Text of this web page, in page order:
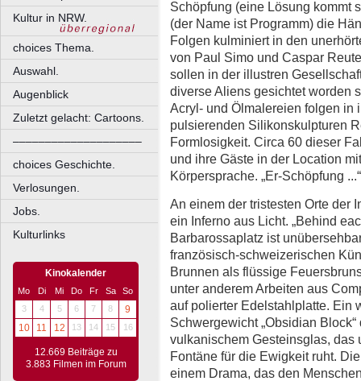
Kultur in NRW.
choices Thema.
Auswahl.
Augenblick
Zuletzt gelacht: Cartoons.
––––––––––––––––––––
choices Geschichte.
Verlosungen.
Jobs.
Kulturlinks
Kinokalender
Mo Di Mi Do Fr Sa
So
3
4 5 6 7 8
9
10
11 12 13 14 15 16
12.669 Beiträge zu
3.883 Filmen im Forum
Schöpfung (eine Lösung kommt
(der Name ist Programm) die
Folgen kulminiert in den
von Paul Simo und Caspar
sollen in der illustren
diverse Aliens gesichtet worden
Acryl- und Ölmalereien folgen in
pulsierenden Silikonskulpturen
Formlosigkeit. Circa 60 dieser
und ihre Gäste in der Location
Körpersprache. „Er-Schöpfung
An einem der tristesten Orte der
ein Inferno aus Licht. „Behind
Barbarossaplatz ist
französisch-schweizerischen
Brunnen als flüssige
unter anderem Arbeiten aus
auf polierter Edelstahlplatte. Ein
Schwergewicht „Obsidian
vulkanischem Gesteinsglas, das
Fontäne für die Ewigkeit ruht.
einem Drama, das den